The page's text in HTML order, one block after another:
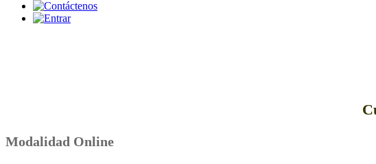
Modalidad Online